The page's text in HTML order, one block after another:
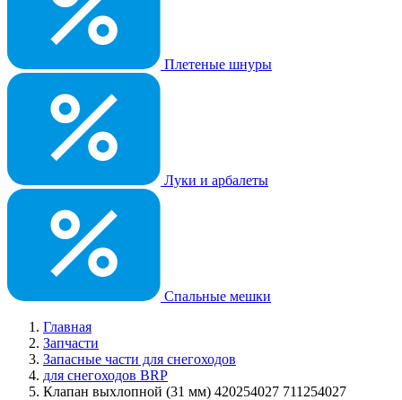
Плетеные шнуры
Луки и арбалеты
Спальные мешки
Главная
Запчасти
Запасные части для снегоходов
для снегоходов BRP
Клапан выхлопной (31 мм) 420254027 711254027